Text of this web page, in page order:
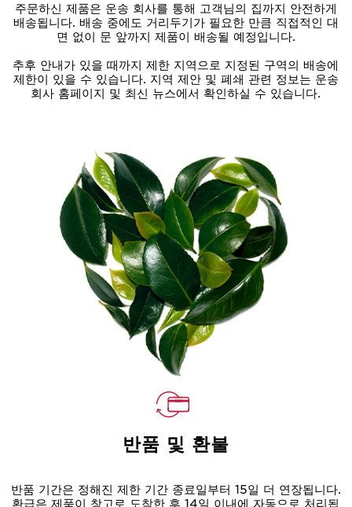
주문하신 제품은 운송 회사를 통해 고객님의 집까지 안전하게
배송됩니다. 배송 중에도 거리두기가 필요한 만큼 직접적인 대
면 없이 문 앞까지 제품이 배송될 예정입니다.
추후 안내가 있을 때까지 제한 지역으로 지정된 구역의 배송에
제한이 있을 수 있습니다. 지역 제안 및 폐쇄 관련 정보는 운송
회사 홈페이지 및 최신 뉴스에서 확인하실 수 있습니다.
반품 및 환불
반품 기간은 정해진 제한 기간 종료일부터 15일 더 연장됩니다.